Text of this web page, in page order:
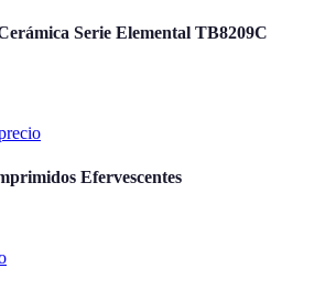
Serie Elemental TB8209C
Efervescentes